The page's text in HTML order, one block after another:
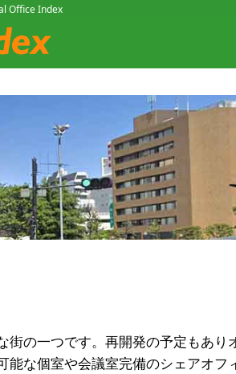
Office Index
街の一つです。再開発の予定もあり
な個室や会議室完備のシェアオフ